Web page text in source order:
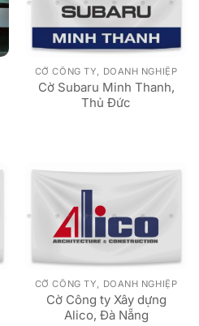
CỜ CÔNG TY, DOANH NGHIỆP
Cờ Subaru Minh Thanh,
Thủ Đức
CỜ CÔNG TY, DOANH NGHIỆP
Cờ Công ty Xây dựng
Alico, Đà Nẵng